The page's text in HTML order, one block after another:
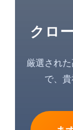
クロ
厳選され
で、